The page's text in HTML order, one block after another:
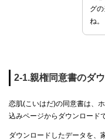
グ
ね。
2-1.親権同意書のダ
恋肌(こいはだ)の同意書は、
込みページからダウンロード
ダウンロードしたデータを、